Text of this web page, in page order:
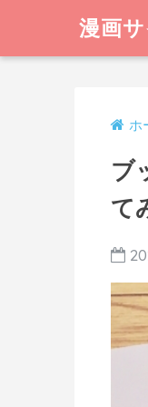
漫画
ホ
ブ
て